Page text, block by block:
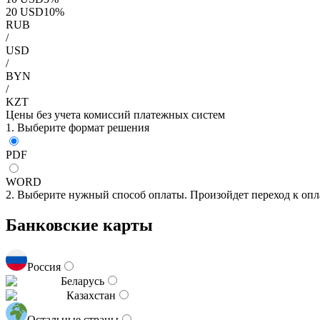
20 USD10%
RUB
/
USD
/
BYN
/
KZT
Цены без учета комиссий платежных систем
1. Выберите формат решения
PDF
WORD
2. Выберите нужный способ оплаты. Произойдет переход к
Банковские карты
Россия
Беларусь
Казахстан